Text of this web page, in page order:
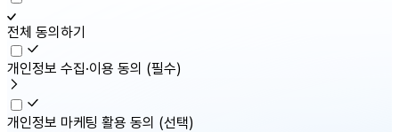
전체 동의하기
개인정보 수집·이용 동의 (필수)
개인정보 마케팅 활용 동의 (선택)